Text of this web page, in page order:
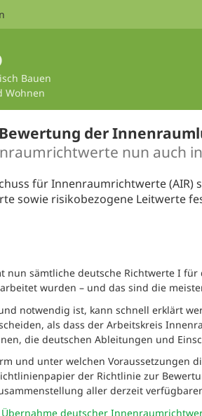
Bauen
Wohnen
der
nun auch
für Innenraumrichtwerte
sowie risikobezogene Leitwerte
nun sämtliche deutsche Richtwerte I
wurden – und das sind die
notwendig ist, kann schnell erklärt
als dass der Arbeitskreis
die deutschen Ableitungen und
und unter welchen Voraussetzungen
der Richtlinie zur
aller derzeit
deutscher